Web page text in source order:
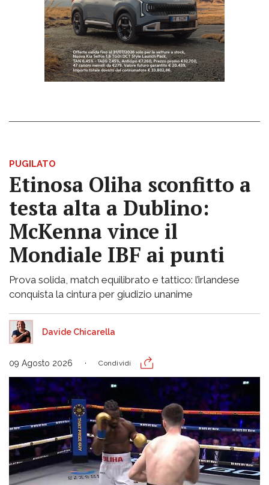
PUGILATO
Etinosa Oliha sconfitto a
testa alta a Dublino:
McKenna vince il
Mondiale IBF ai punti
Prova solida, match equilibrato e tattico: l’irlandese
conquista la cintura per giudizio unanime
Davide Chicarella
09 Agosto 2026 Condividi